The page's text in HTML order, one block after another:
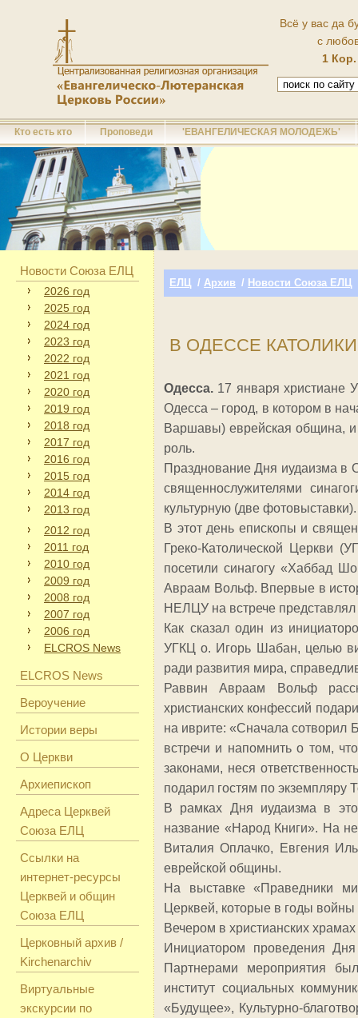
Всё у вас да
с
1
Кто есть кто Проповеди 'ЕВАНГЕЛИЧЕСКАЯ МОЛОДЕЖЬ'
Новости Союза ЕЛЦ
2026 год
2025 год
2024 год
2023 год
2022 год
2021 год
2020 год
2019 год
2018 год
2017 год
2016 год
2015 год
2014 год
2013 год
2012 год
2011 год
2010 год
2009 год
2008 год
2007 год
2006 год
ELCROS News
ELCROS News
Вероучение
Истории веры
О Церкви
Архиепископ
Адреса Церквей
Союза ЕЛЦ
Ссылки на
интернет-ресурсы
Церквей и общин
Союза ЕЛЦ
Церковный архив /
Kirchenarchiv
Виртуальные
экскурсии по
ЕЛЦ / Архив / Новости Союза ЕЛЦ
В ОДЕССЕ
Одесса. 17 января христиане
Одесса – город, в котором в
Варшавы) еврейская община,
роль.
Празднование Дня иудаизма в
священнослужителями
культурную (две фотовыставки).
В этот день епископы и
Греко-Католической Церкви
посетили синагогу «Хаббад
Авраам Вольф. Впервые в
НЕЛЦУ на встрече
Как сказал один из
УГКЦ о. Игорь Шабан, целью
ради развития мира,
Раввин Авраам Вольф
христианских конфессий
на иврите: «Сначала сотворил
встречи и напомнить о том,
законами, неся
подарил гостям по экземпляру
В рамках Дня иудаизма в
название «Народ Книги». На
Виталия Оплачко, Евгения
еврейской общины.
На выставке «Праведники
Церквей, которые в годы войны
Вечером в христианских
Инициатором проведения
Партнерами мероприятия
институт социальных
«Будущее», Культурно-